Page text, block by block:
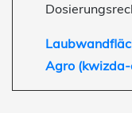
Agro